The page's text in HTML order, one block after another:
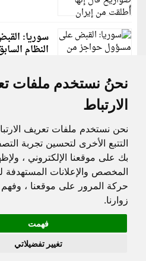
نحنُ نستخدم ملفات
الارتباط
نحن نستخدم ملفات تعريف
التتبع الأخرى لتحسين تجربة
بك على موقعنا الإلكتروني ،
المخصص والإعلانات المستهدفة
حركة المرور على موقعنا ،
زوارنا.
فهمت
تغيير تفضيلاتي
سوريا:
النظام
جميع الحقوق محفوظة لدنيا الوطن ©
Policy